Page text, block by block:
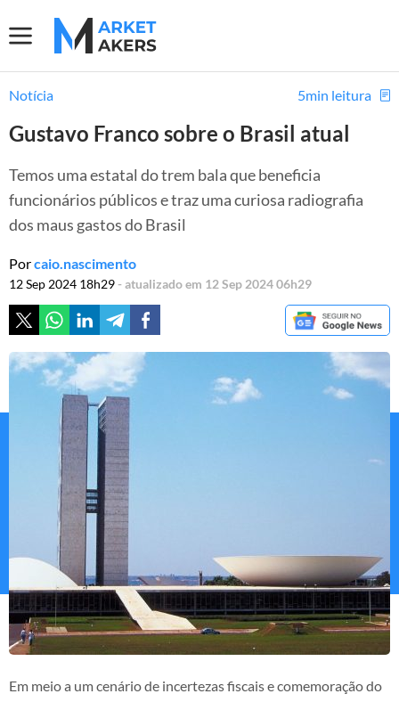
Notícia 5min leitura
Gustavo Franco sobre o Brasil atual
Temos uma estatal do trem bala que beneficia
funcionários públicos e traz uma curiosa radiografia
dos maus gastos do Brasil
Porcaio.nascimento
12 Sep 2024 18h29- atualizado em 12 Sep 2024 06h29
Em meio a um cenário de incertezas fiscais e comemoração do